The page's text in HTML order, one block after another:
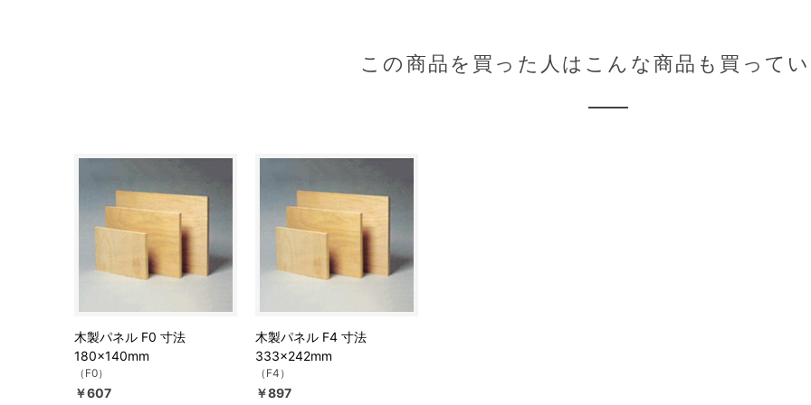
この商品を買った人はこんな商品も買って
木製パネル F0 寸法
180×140mm
（F0）
￥607
木製パネル F4 寸法
333×242mm
（F4）
￥897